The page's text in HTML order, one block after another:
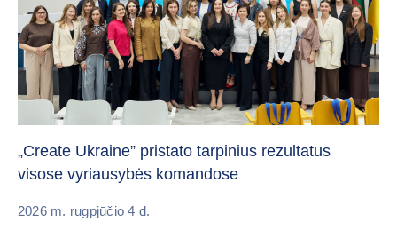
„Create Ukraine” pristato tarpinius rezultatus
visose vyriausybės komandose
2026 m. rugpjūčio 4 d.